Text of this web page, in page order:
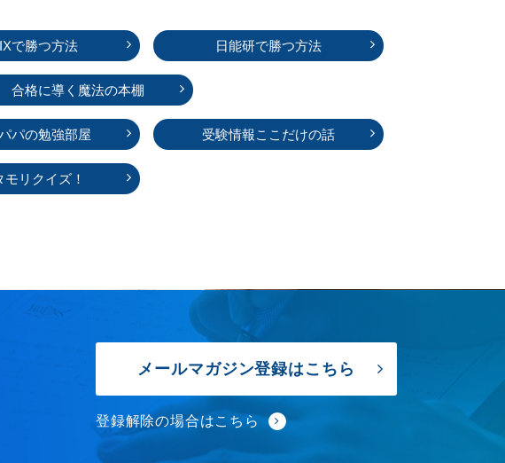
で勝つ方法 日能研で勝つ方法
合格に導く魔法の本棚
パの勉強部屋 受験情報ここだけの話
モリクイズ！
メールマガジン登録はこちら
登録解除の場合はこちら